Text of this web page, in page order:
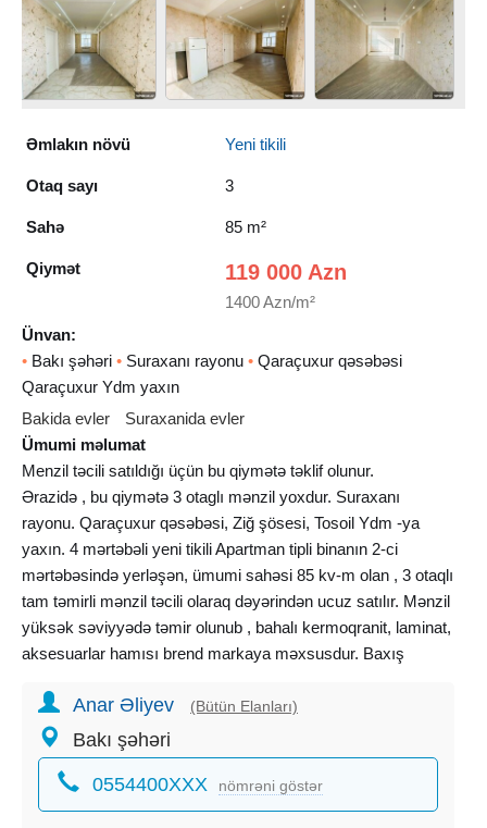
Əmlakın növü Yeni tikili
Otaq sayı 3
Sahə 85 m²
Qiymət 119 000 Azn
1400 Azn/m²
Ünvan:
• Bakı şəhəri • Suraxanı rayonu • Qaraçuxur qəsəbəsi
Qaraçuxur Ydm yaxın
Bakida evler
Suraxanida evler
Ümumi məlumat
Menzil təcili satıldığı üçün bu qiymətə təklif olunur.
Ərazidə , bu qiymətə 3 otaglı mənzil yoxdur. Suraxanı
rayonu. Qaraçuxur qəsəbəsi, Ziğ şösesi, Tosoil Ydm -ya
yaxın. 4 mərtəbəli yeni tikili Apartman tipli binanın 2-ci
mərtəbəsində yerləşən, ümumi sahəsi 85 kv-m olan , 3 otaqlı
tam təmirli mənzil təcili olaraq dəyərindən ucuz satılır. Mənzil
yüksək səviyyədə təmir olunub , bahalı kermoqranit, laminat,
aksesuarlar hamısı brend markaya məxsusdur. Baxış
yanında 23 saylı məktəb.yerləşir. yaxınlığından 103. 104, 44,
208, 209 nömrəli avtobuslar keçir. Bina tam təmirlidir, geniş
həyatyani sahəsi, avtodayanacaq, 24/7 kamera müşahidəsi
var. Qaz, su, işıq daimidir. Sənədi müqavilə , (Maliyyə
Arayışı var). Babək və 8 Noyabr prospektinə, Suraxanı
Anar Əliyev (Bütün Elanları)
Bakı şəhəri
0554400XXX nömrəni göstər